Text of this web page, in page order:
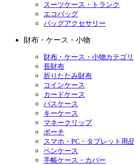
スーツケース・トランク
エコバッグ
バッグアクセサリー
財布・ケース・小物
財布・ケース・小物カテゴ
長財布
折りたたみ財布
コインケース
カードケース
パスケース
キーケース
マネークリップ
ポーチ
スマホ・PC・タブレット用品
ペンケース
手帳ケース・カバー